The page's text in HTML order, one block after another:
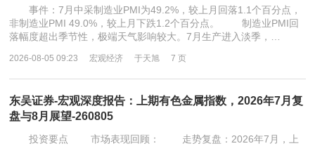
事件：7月中采制造业PMI为49.2%，较上月回落1.1个百分点，
非制造业PMI 49.0%，较上月下跌1.2个百分点。 制造业PMI回
落幅度超出季节性，极端天气影响较大。7月生产进入淡季，…
2026-08-05 09:23 宏观经济 于天旭 7 页
东吴证券-宏观深度报告：上期有色金属指数，2026年7月复
盘与8月展望-260805
投资要点 市场表现回顾： 走势复盘：2026年7月，上